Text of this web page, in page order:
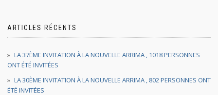
ARTICLES RÉCENTS
LA 37ÈME INVITATION À LA NOUVELLE ARRIMA , 1018 PERSONNES
ONT ÉTÉ INVITÉES
LA 30ÈME INVITATION À LA NOUVELLE ARRIMA , 802 PERSONNES ONT
ÉTÉ INVITÉES